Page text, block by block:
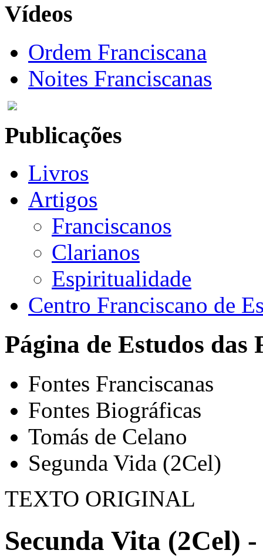
Vídeos
Ordem Franciscana
Noites Franciscanas
Publicações
Livros
Artigos
Franciscanos
Clarianos
Espiritualidade
Centro Franciscano de
Página de Estudos das
Fontes Franciscanas
Fontes Biográficas
Tomás de Celano
Segunda Vida (2Cel)
TEXTO ORIGINAL
Secunda Vita (2Cel) -